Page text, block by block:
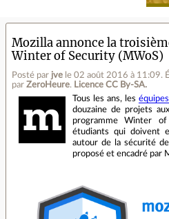
Mozilla annonce la
Winter of Security (MWoS)
Posté par jve le 02 août 2016 à 11:09.
par ZeroHeure. Licence CC By‑SA.
Tous les ans, les
douzaine de projets
programme Winter
étudiants qui doivent
autour de la sécurité
proposé et encadré par